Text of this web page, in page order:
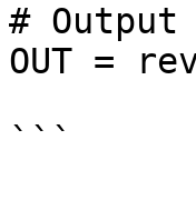
# Output
OUT =
```